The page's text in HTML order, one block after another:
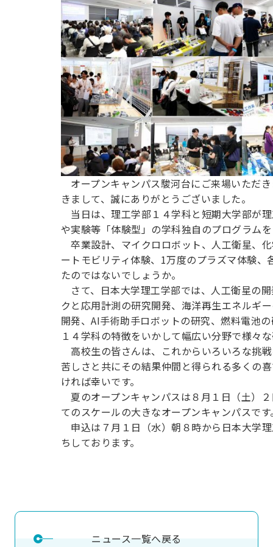
数学科
／専攻
地理学
専攻
量子理
工学専
攻
日本大学短期大学部（理工学部併
設・船橋校舎）
行きたい学科を選べる
入学者納入金
令和9年度 入学者選抜日程
総合型選抜
編入学試験（一
オープンキャンパス駿河台にご来場いただ
きまして、誠にありがとうございました。
当日は、理工学部１４学科と短期大学部が
や実験等「体験型」の学科独自のプログラム
卒業設計、マイクロロボット、人工衛星、
ートモビリティ体験、1万度のプラズマ体験
たのではないでしょうか。
さて、日本大学理工学部では、人工衛星の
クと応用計測の研究開発、海洋再生エネルギ
開発、AI手術助手ロボットの研究、燃料電池
１４学科の特徴をいかして幅広い分野で様々
高校生の皆さんは、これからいろいろな挑
苦しさと共にその結果仲間と得られる多くの
ければ幸いです。
夏のオープンキャンパスは８月１日（土）
てのスケールの大きなオープンキャンパスで
申込は７月１日（水）朝８時から日本大学
ちしております。
ニュース一覧へ戻る